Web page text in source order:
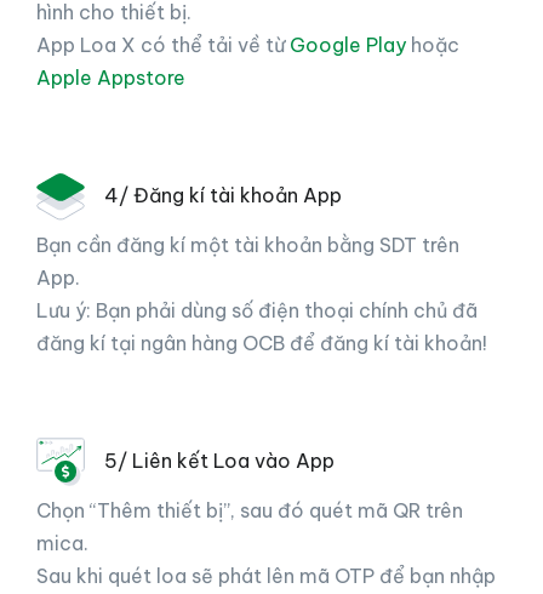
hình cho thiết bị.
App Loa X có thể tải về từ Google Play hoặc
Apple Appstore
4/ Đăng kí tài khoản App
Bạn cần đăng kí một tài khoản bằng SDT trên
App.
Lưu ý: Bạn phải dùng số điện thoại chính chủ đã
đăng kí tại ngân hàng OCB để đăng kí tài khoản!
5/ Liên kết Loa vào App
Chọn “Thêm thiết bị”, sau đó quét mã QR trên
mica.
Sau khi quét loa sẽ phát lên mã OTP để bạn nhập